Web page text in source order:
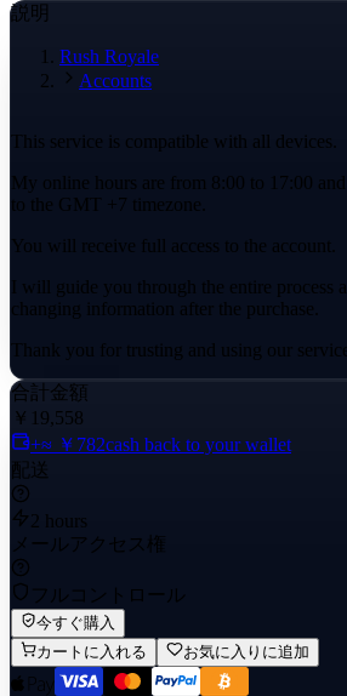
説明
Rush Royale
Accounts
This service is compatible with all devices.
My online hours are from 8:00 to 17:00
to the GMT +7 timezone.
You will receive full access to the account.
I will guide you through the entire process
changing information after the purchase.
Thank you for trusting and using our
Enjoy reliable access and dedicated
needs.
合計金額
￥19,558
+≈ ￥782cash back to your wallet
配送
2 hours
メールアクセス権
フルコントロール
今すぐ購入
カートに入れる
お気に入りに追加